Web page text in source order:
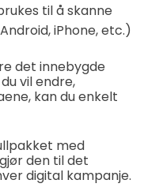
til å skanne
iPhone, etc.)
det innebygde
vil endre,
kan du enkelt
med
den til det
digital kampanje.